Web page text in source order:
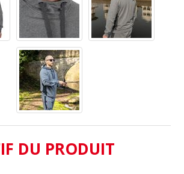
DU PRODUIT